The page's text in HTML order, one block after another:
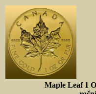
Maple Leaf 1